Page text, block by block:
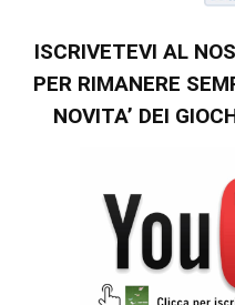
ISCRIVETEVI AL
PER RIMANERE
NOVITA’ DEI